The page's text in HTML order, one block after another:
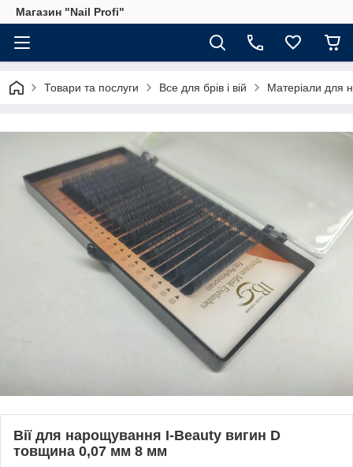
Магазин "Nail Profi"
Товари та послуги Все для брів і вій Матеріали для
Вії для нарощування I-Beauty вигин D
товщина 0,07 мм 8 мм